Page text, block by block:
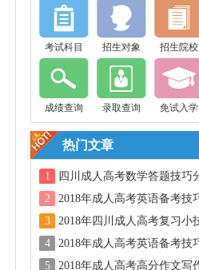
考试科目 招生对象 招生院校
成绩查询 录取查询 免试入学
热门文章
1
四川成人高考数学答题技巧
2
2018年成人高考英语备考技
3
2018年四川成人高考复习小
4
2018年成人高考英语备考技
5
2018年成人高考高分作文写